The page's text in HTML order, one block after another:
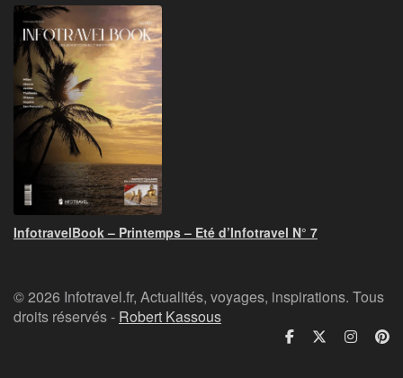
InfotravelBook – Printemps – Eté d’Infotravel N° 7
© 2026 Infotravel.fr, Actualités, voyages, inspirations. Tous
droits réservés - Robert Kassous